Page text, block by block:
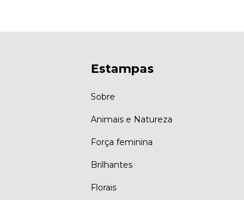
Estampas
Sobre
Animais e Natureza
Força feminina
Brilhantes
Florais